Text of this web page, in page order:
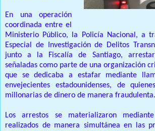
En una operación
coordinada entre el
Ministerio Público, la Policía Nacional, a
Especial de Investigación de Delitos
junto a la Fiscalía de Santiago,
señaladas como parte de una organización
que se dedicaba a estafar mediante
envejecientes estadounidenses, de
millonarias de dinero de manera fraudulenta.
Los arrestos se materializaron
realizados de manera simultánea en las